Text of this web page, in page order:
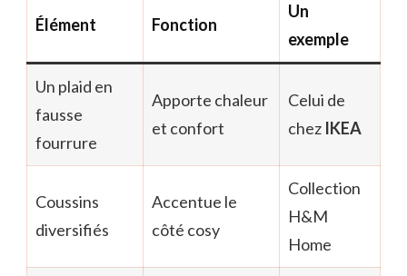
Élément Fonction
Un
exemple
Un plaid en
fausse
fourrure
Apporte chaleur
et confort
Celui de
chez IKEA
Coussins
diversifiés
Accentue le
côté cosy
Collection
H&M
Home